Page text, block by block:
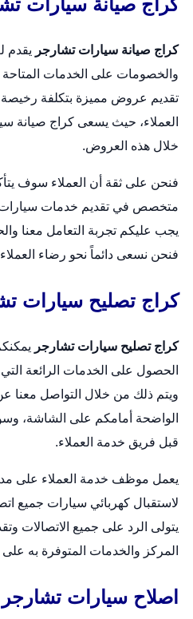
كراج صيانة سيارات
كراج صيانة سيارات تشارجر يقدم
والخصومات على الخدمات المتاحة
تقديم عروض مميزة بتكلفة
العملاء، حيث يسعى كراج صيانة
خلال هذه العروض.
فنحن على ثقة أن العملاء سوف
متخصص في تقديم خدمات سيارات
يجب عليكم تجربة التعامل معنا
فنحن نسعى دائماً نحو رضاء
كراج تصليح سيارات
كراج تصليح سيارات تشارجر
الحصول على الخدمات الرائعة
ويتم ذلك من خلال التواصل معنا
الواضحة أمامكم على الشاشة،
قبل فريق خدمة العملاء.
يعمل موظف خدمة العملاء على
لاستقبال كهربائي سيارات جميع
يتولى الرد على جميع الاتصالات
المركز والخدمات المتوفرة به على
اصلاح سيارات تشارجر